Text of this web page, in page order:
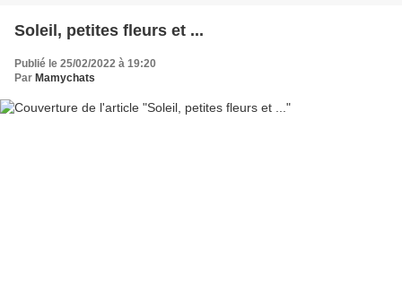
Soleil, petites fleurs et ...
Publié le 25/02/2022 à 19:20
Par Mamychats